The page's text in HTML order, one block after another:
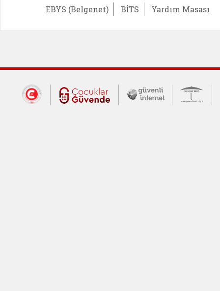
EBYS (Belgenet)
BİTS Yardım Masası
Dış Bağlantılar
Cumhurbaşkanlığı İletişim Merkezi
Çocuklar Güvende (yeni
Güvenli